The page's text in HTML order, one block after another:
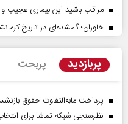
مراقب باشید این بیماری عجیب و
خاوران؛ گمشده‌ای در تاریخ
پربازدید پربحث
پرداخت مابه‌التفاوت حقوق
نظرسنجی شبکه تماشا برای